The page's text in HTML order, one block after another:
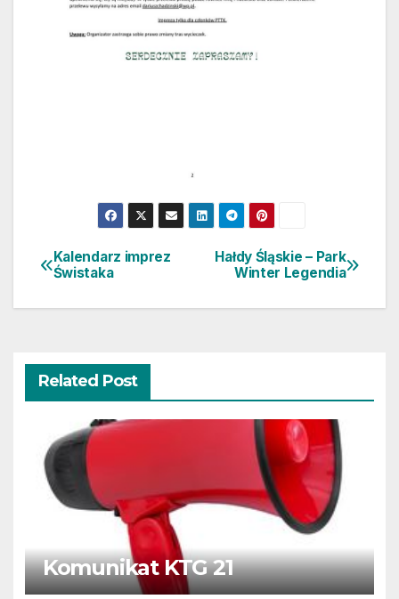
Nawigacja
wpisu
Hałdy Śląskie – Park
Winter Legendia
Kalendarz imprez
Świstaka
Related Post
Komunikat KTG 21